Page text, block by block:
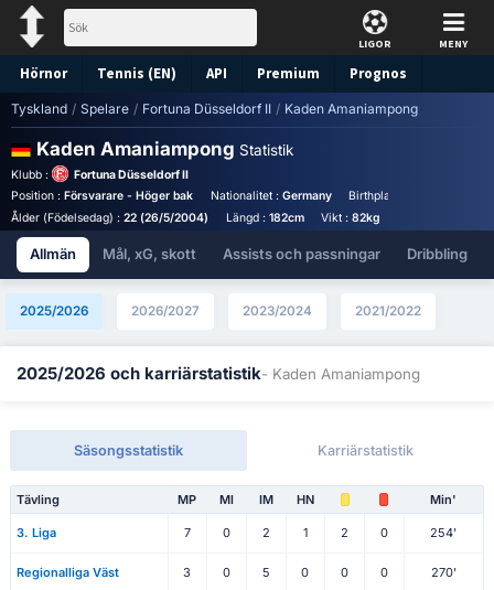
LIGOR MENY
Hörnor Tennis (EN) API Premium Prognos
Tyskland / Spelare / Fortuna Düsseldorf II / Kaden Amaniampong
Kaden Amaniampong Statistik
Klubb :
Fortuna Düsseldorf II
Position : Försvarare - Höger bak Nationalitet : Germany Birthplace :
Ålder (Födelsedag) : 22 (26/5/2004) Längd : 182cm Vikt :82kg
Allmän Mål, xG, skott Assists och passningar Dribbling
2025/2026 2026/2027 2023/2024 2021/2022
2025/2026 och karriärstatistik- Kaden Amaniampong
Säsongsstatistik Karriärstatistik
Tävling MP Ml IM HN Min'
3. Liga 7 0 2 1 2 0 254'
Regionalliga Väst 3 0 5 0 0 0 270'